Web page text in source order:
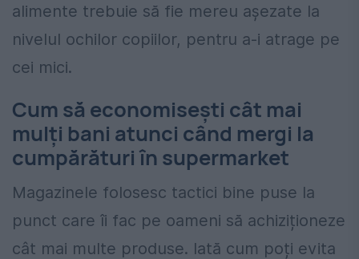
alimente trebuie să fie mereu așezate la
nivelul ochilor copiilor, pentru a-i atrage pe
cei mici.
Cum să economisești cât mai
mulți bani atunci când mergi la
cumpărături în supermarket
Magazinele folosesc tactici bine puse la
punct care îi fac pe oameni să achiziționeze
cât mai multe produse. Iată cum poți evita